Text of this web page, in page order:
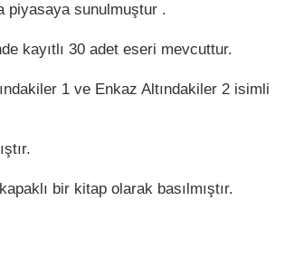
piyasaya sunulmuştur .
kayıtlı 30 adet eseri mevcuttur.
1 ve Enkaz Altındakiler 2 isimli
bir kitap olarak basılmıştır.